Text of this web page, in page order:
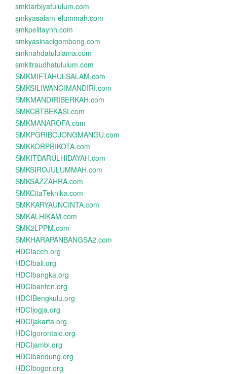
smktarbiyatululum.com
smkyasalam-elummah.com
smkpelitaynh.com
smkyasinacigombong.com
smknahdatululama.com
smkitraudhatululum.com
SMKMIFTAHULSALAM.com
SMKSILIWANGIMANDIRI.com
SMKMANDIRIBERKAH.com
SMKCBTBEKASI.com
SMKMANAROFA.com
SMKPGRIBOJONGMANGU.com
SMKKORPRIKOTA.com
SMKITDARULHIDAYAH.com
SMKSIROJULUMMAH.com
SMKSAZZAHRA.com
SMKCitaTeknika.com
SMKKARYAUNCINTA.com
SMKALHIKAM.com
SMK2LPPM.com
SMKHARAPANBANGSA2.com
HDCIaceh.org
HDCIbali.org
HDCIbangka.org
HDCIbanten.org
HDCIBengkulu.org
HDCIjogja.org
HDCIjakarta.org
HDCIgorontalo.org
HDCIjambi.org
HDCIbandung.org
HDCIbogor.org